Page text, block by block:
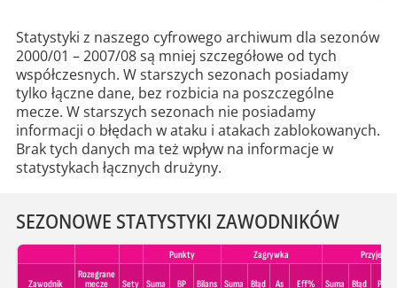
Statystyki z naszego cyfrowego archiwum dla sezonów
2000/01 – 2007/08 są mniej szczegółowe od tych
współczesnych. W starszych sezonach posiadamy
tylko łączne dane, bez rozbicia na poszczególne
mecze. W starszych sezonach nie posiadamy
informacji o błędach w ataku i atakach zablokowanych.
Brak tych danych ma też wpływ na informacje w
statystykach łącznych drużyny.
SEZONOWE STATYSTYKI ZAWODNIKÓW
Punkty Zagrywka Przyjecie
Zawodnik
Rozegrane
mecze
Sety Suma BP Bilans Suma Błąd As Eff% Suma Błąd Poz%